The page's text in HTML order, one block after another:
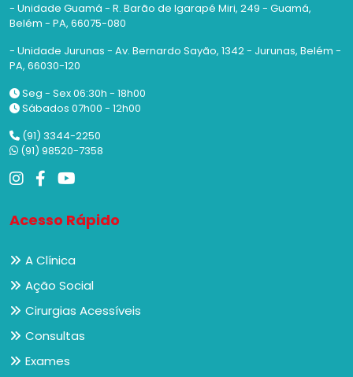
- Unidade Guamá - R. Barão de Igarapé Miri, 249 - Guamá,
Belém - PA, 66075-080
- Unidade Jurunas - Av. Bernardo Sayão, 1342 - Jurunas, Belém -
PA, 66030-120
Seg - Sex 06:30h - 18h00
Sábados 07h00 - 12h00
(91) 3344-2250
(91) 98520-7358
Acesso Rápido
A Clínica
Ação Social
Cirurgias Acessíveis
Consultas
Exames